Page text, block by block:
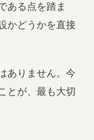
ある点を踏ま
かどうかを直接
ありません。今
とが、最も大切